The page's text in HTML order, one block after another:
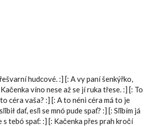
hudcové. :] [: A vy paní šenkýřko,
víno nese až se jí ruka třese. :] [: To
céra vaša? :] [: A to néni céra má to je
dať, esľi se mnó pude spať? :] [: Sľíbím já
s tebó spať: :] [: Kačenka přes prah kročí